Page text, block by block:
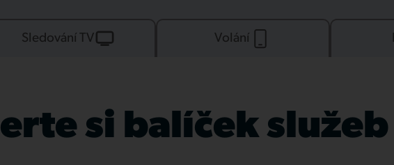
Sledování TV Volání
si balíček služeb